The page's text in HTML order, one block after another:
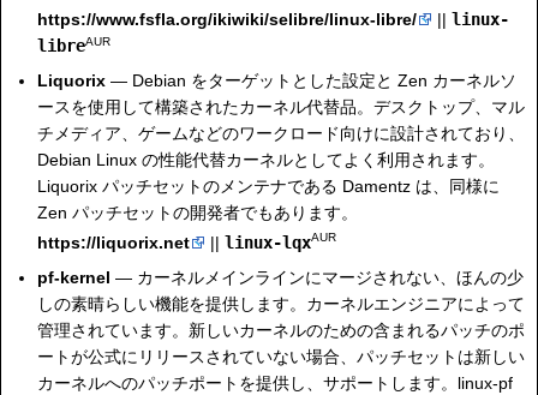
https://www.fsfla.org/ikiwiki/selibre/linux-libre/ ||linux-
libreAUR
Liquorix — Debian をターゲットとした設定と Zen カーネルソ
ースを使用して構築されたカーネル代替品。デスクトップ、マル
チメディア、ゲームなどのワークロード向けに設計されており、
Debian Linux の性能代替カーネルとしてよく利用されます。
Liquorix パッチセットのメンテナである Damentz は、同様に
Zen パッチセットの開発者でもあります。
https://liquorix.net
||linux-lqxAUR
pf-kernel — カーネルメインラインにマージされない、ほんの少
しの素晴らしい機能を提供します。カーネルエンジニアによって
管理されています。新しいカーネルのための含まれるパッチのポ
ートが公式にリリースされていない場合、パッチセットは新しい
カーネルへのパッチポートを提供し、サポートします。linux-pf